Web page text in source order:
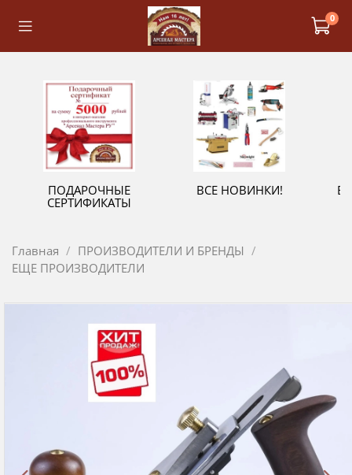
0
ПОДАРОЧНЫЕ
СЕРТИФИКАТЫ
ВСЕ НОВИНКИ!
Главная
ПРОИЗВОДИТЕЛИ И БРЕНДЫ
ЕЩЕ ПРОИЗВОДИТЕЛИ